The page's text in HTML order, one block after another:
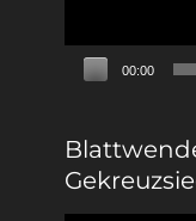
00:00